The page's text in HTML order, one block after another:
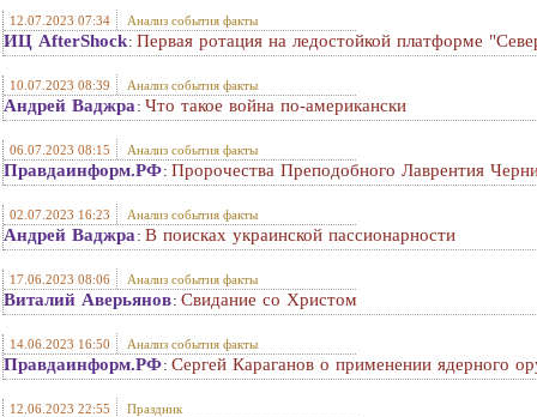
12.07.2023 07:34 Анализ события факты
ИЦ AfterShock: Первая ротация на ледостойкой платформе
10.07.2023 08:39 Анализ события факты
Андрей Ваджра : Что такое война по-американски
06.07.2023 08:15 Анализ события факты
Правдаинформ.РФ: Пророчества Преподобного Лаврентия
02.07.2023 16:23 Анализ события факты
Андрей Ваджра : В поисках украинской пассионарности
17.06.2023 08:06 Анализ события факты
Виталий Аверьянов: Свидание со Христом
14.06.2023 16:50 Анализ события факты
Правдаинформ.РФ: Сергей Караганов о применении ядерного
12.06.2023 22:55 Праздник